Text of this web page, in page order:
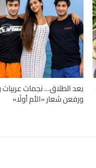
بعد الطلاق… نجمات عربيات
ورفعن شعار «الأم أولًا»